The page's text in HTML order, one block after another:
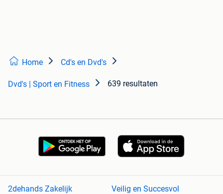
Home Cd's en Dvd's
Dvd's | Sport en Fitness 639 resultaten
2dehands Zakelijk Veilig en Succesvol